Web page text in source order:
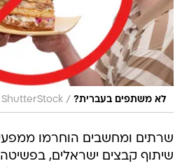
לא משתפים בעברית? /
ShutterStock
שרתים ומחשבים הוחרמו
שיתוף קבצים ישראלים,